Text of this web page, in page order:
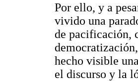
Por ello, y a
vivido una
de pacificación,
hecho visible
el discurso y la